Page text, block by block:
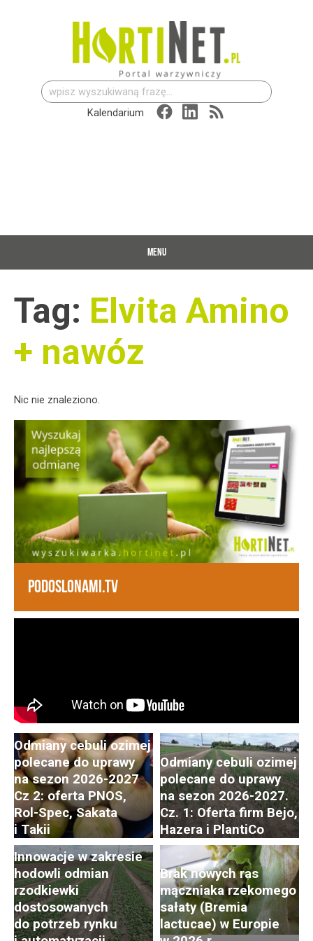
Szukaj:
Kalendarium
MENU
Tag: Elvita Amino
+ nawóz
Nic nie znaleziono.
PODOSLONAMI.TV
Odmiany cebuli ozimej
polecane do uprawy
na sezon 2026-2027
Cz 2: oferta PNOS,
Rol-Spec, Sakata
i Takii
Odmiany cebuli ozimej
polecane do uprawy
na sezon 2026-2027.
Cz. 1: Oferta firm Bejo,
Hazera i PlantiCo
Postępy i trendy
w hodowli i uprawie
rzodkiewki. Cz. 2:
Innowacje w zakresie
hodowli odmian
rzodkiewki
dostosowanych
do potrzeb rynku
Brak nowych ras
mączniaka rzekomego
sałaty (Bremia
lactucae) w Europie